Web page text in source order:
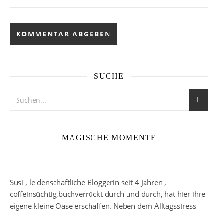
SUCHE
MAGISCHE MOMENTE
Susi , leidenschaftliche Bloggerin seit 4 Jahren ,
coffeinsüchtig,buchverrückt durch und durch, hat hier ihre
eigene kleine Oase erschaffen. Neben dem Alltagsstress